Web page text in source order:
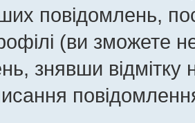
повідомлень,
(ви зможете
знявши відмітку